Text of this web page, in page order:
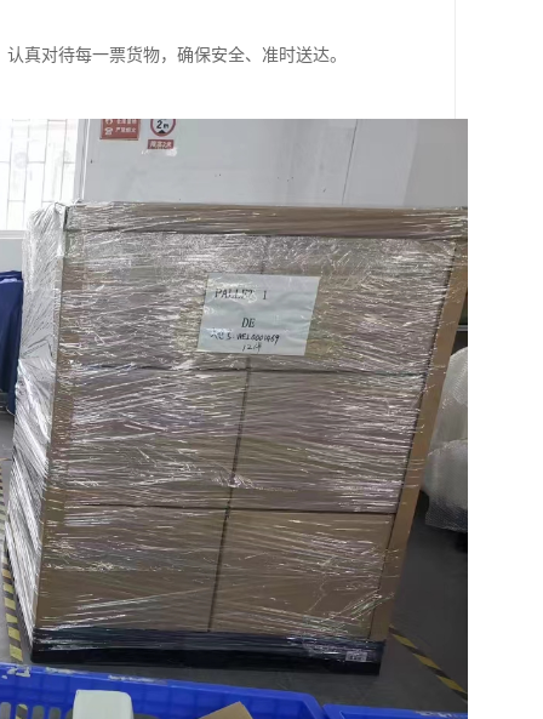
真对待每一票货物，确保安全、准时送达。